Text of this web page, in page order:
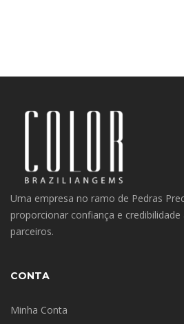
Uma empresa no ramo de Pedras
proporcionar confiança e credibilidade
parceiros.
CONTA
Minha Conta